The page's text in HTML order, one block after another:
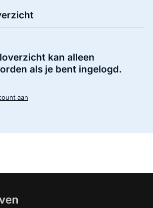
kan alleen
als je bent ingelogd.
aan